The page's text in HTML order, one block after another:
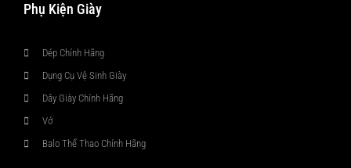
Phụ Kiện Giày
Dép Chính Hãng
Dụng Cụ Vệ Sinh Giày
Dây Giày Chính Hãng
Vớ
Balo Thể Thao Chính Hãng